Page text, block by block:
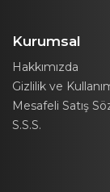
Kurumsal
Hakkımızda
Gizlilik ve
Mesafeli Satış
S.S.S.